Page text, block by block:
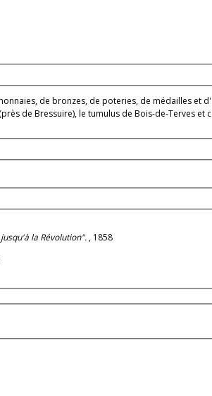
de poteries, de médailles et d'objets antiques. Il écrit
de Bressuire), le tumulus de Bois-de-Terves et
la Révolution". , 1858